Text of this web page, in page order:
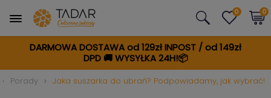
DARMOWA DOSTAWA od 129zł INPOST / od 149zł
DPD🚚WYSYŁKA 24H!📦
0 0
Porady Jaka suszarka do ubrań? Podpowiadamy, jak wybrać!